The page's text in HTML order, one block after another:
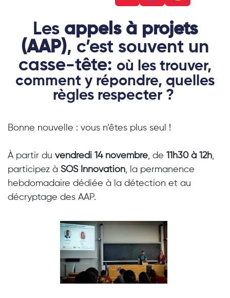
Les appels à projets
(AAP), c’est souvent un
casse-tête: où les trouver,
comment y répondre, quelles
règles respecter ?
Bonne nouvelle : vous n’êtes plus seul !
À partir du vendredi 14 novembre, de 11h30 à 12h,
participez à SOS Innovation, la permanence
hebdomadaire dédiée à la détection et au
décryptage des AAP.